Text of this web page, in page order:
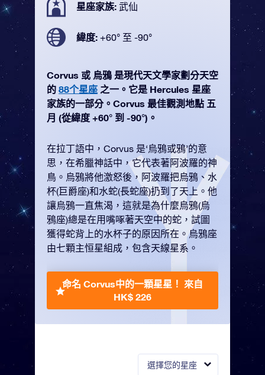
選擇您的星座
星座家族: 武仙
緯度: +60° 至 -90°
Corvus 或 烏鴉 是現代天文學家劃分天空
的 88个星座 之一。它是 Hercules 星座
家族的一部分。Corvus 最佳觀測地點 五
月 (從緯度 +60° 到 -90°)。
在拉丁語中，Corvus 是‘烏鴉或鴉’的意
思，在希臘神話中，它代表著阿波羅的神
鳥。烏鴉將他激怒後，阿波羅把烏鴉、水
杯(巨爵座)和水蛇(長蛇座)扔到了天上。他
讓烏鴉一直焦渴，這就是為什麼烏鴉(烏
鴉座)總是在用嘴啄著天空中的蛇，試圖
獲得蛇背上的水杯子的原因所在。烏鴉座
由七顆主恒星組成，包含天線星系。
命名 Corvus中的一顆星星！ 來自
HK$ 226